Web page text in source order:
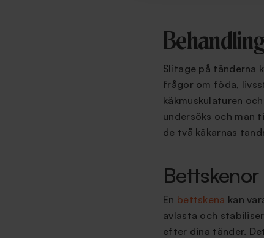
Slitage på tänderna
frågor om föda,
käkmuskulaturen
undersöks och man
de två käkarnas
Bettskenor
En bettskena kan
avlasta och
efter dina tänder.